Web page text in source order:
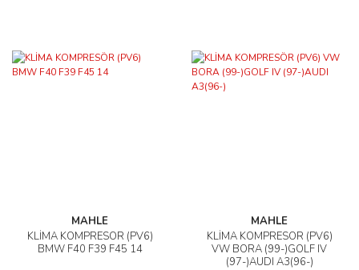
MAHLE
KLİMA KOMPRESÖR (PV6)
BMW F40 F39 F45 14
MAHLE
KLİMA KOMPRESÖR (PV6)
VW BORA (99-)GOLF IV
(97-)AUDI A3(96-)